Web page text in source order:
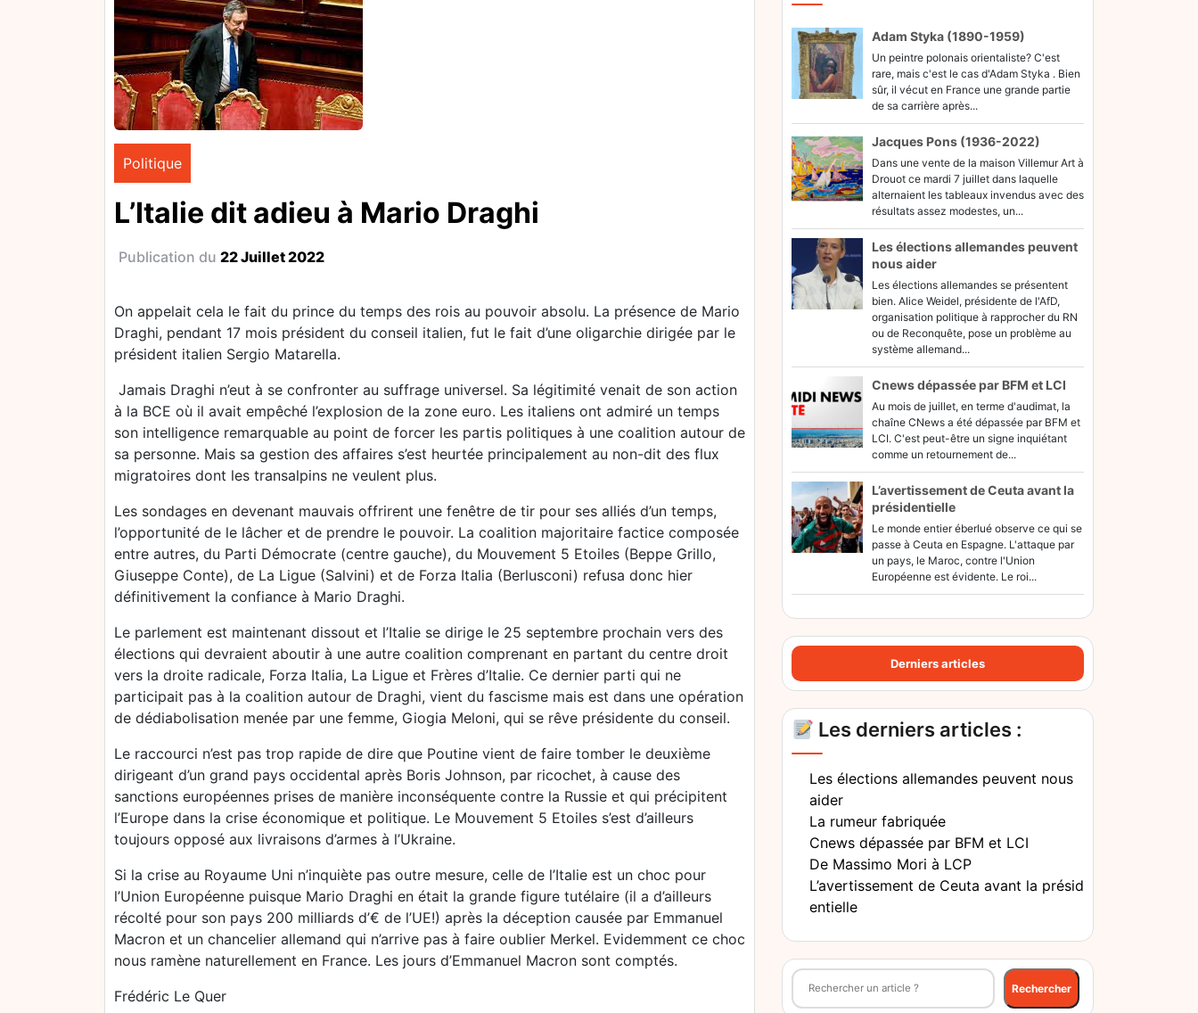
Politique
L’Italie dit adieu à Mario Draghi
Publication du 22 Juillet 2022
On appelait cela le fait du prince du temps des rois au pouvoir absolu. La présence de Mario
Draghi, pendant 17 mois président du conseil italien, fut le fait d’une oligarchie dirigée par le
président italien Sergio Matarella.
Jamais Draghi n’eut à se confronter au suffrage universel. Sa légitimité venait de son action
à la BCE où il avait empêché l’explosion de la zone euro. Les italiens ont admiré un temps
son intelligence remarquable au point de forcer les partis politiques à une coalition autour de
sa personne. Mais sa gestion des affaires s’est heurtée principalement au non-dit des flux
migratoires dont les transalpins ne veulent plus.
Les sondages en devenant mauvais offrirent une fenêtre de tir pour ses alliés d’un temps,
l’opportunité de le lâcher et de prendre le pouvoir. La coalition majoritaire factice composée
entre autres, du Parti Démocrate (centre gauche), du Mouvement 5 Etoiles (Beppe Grillo,
Giuseppe Conte), de La Ligue (Salvini) et de Forza Italia (Berlusconi) refusa donc hier
définitivement la confiance à Mario Draghi.
Le parlement est maintenant dissout et l’Italie se dirige le 25 septembre prochain vers des
élections qui devraient aboutir à une autre coalition comprenant en partant du centre droit
vers la droite radicale, Forza Italia, La Ligue et Frères d’Italie. Ce dernier parti qui ne
participait pas à la coalition autour de Draghi, vient du fascisme mais est dans une opération
de dédiabolisation menée par une femme, Giogia Meloni, qui se rêve présidente du conseil.
Le raccourci n’est pas trop rapide de dire que Poutine vient de faire tomber le deuxième
dirigeant d’un grand pays occidental après Boris Johnson, par ricochet, à cause des
sanctions européennes prises de manière inconséquente contre la Russie et qui précipitent
l’Europe dans la crise économique et politique. Le Mouvement 5 Etoiles s’est d’ailleurs
toujours opposé aux livraisons d’armes à l’Ukraine.
Si la crise au Royaume Uni n’inquiète pas outre mesure, celle de l’Italie est un choc pour
l’Union Européenne puisque Mario Draghi en était la grande figure tutélaire (il a d’ailleurs
récolté pour son pays 200 milliards d’€ de l’UE!) après la déception causée par Emmanuel
Macron et un chancelier allemand qui n’arrive pas à faire oublier Merkel. Evidemment ce choc
nous ramène naturellement en France. Les jours d’Emmanuel Macron sont comptés.
Frédéric Le Quer
Adam Styka (1890-1959)
Un peintre polonais orientaliste? C'est
rare, mais c'est le cas d'Adam Styka . Bien
sûr, il vécut en France une grande partie
de sa carrière après...
Jacques Pons (1936-2022)
Dans une vente de la maison Villemur Art à
Drouot ce mardi 7 juillet dans laquelle
alternaient les tableaux invendus avec des
résultats assez modestes, un...
Les élections allemandes peuvent
nous aider
Les élections allemandes se présentent
bien. Alice Weidel, présidente de l'AfD,
organisation politique à rapprocher du RN
ou de Reconquête, pose un problème au
système allemand...
Cnews dépassée par BFM et LCI
Au mois de juillet, en terme d'audimat, la
chaîne CNews a été dépassée par BFM et
LCI. C'est peut-être un signe inquiétant
comme un retournement de...
L’avertissement de Ceuta avant la
présidentielle
Le monde entier éberlué observe ce qui se
passe à Ceuta en Espagne. L'attaque par
un pays, le Maroc, contre l'Union
Européenne est évidente. Le roi...
Derniers articles
Les derniers articles :
Les élections allemandes peuvent nous
aider
La rumeur fabriquée
Cnews dépassée par BFM et LCI
De Massimo Mori à LCP
L’avertissement de Ceuta avant la présid
entielle
Rechercher
Rechercher